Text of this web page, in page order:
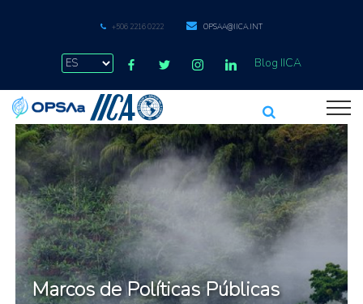
+506 2216 0222 OPSAA@IICA.INT
Blog IICA
Marcos de Políticas Públicas